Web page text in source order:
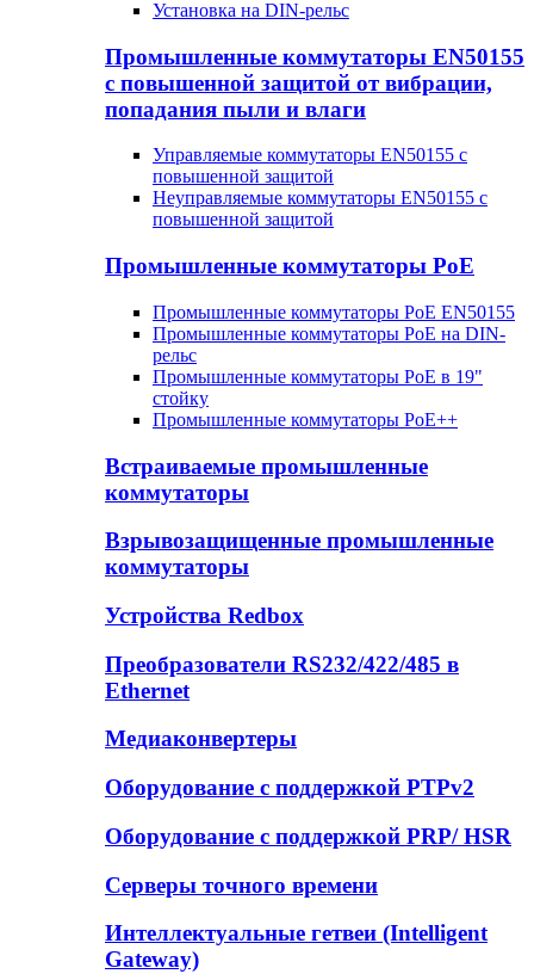
Установка на DIN-рельс
Промышленные коммутаторы EN50155
с повышенной защитой от вибрации,
попадания пыли и влаги
Управляемые коммутаторы EN50155 с
повышенной защитой
Неуправляемые коммутаторы EN50155 с
повышенной защитой
Промышленные коммутаторы PoE
Промышленные коммутаторы PoE EN50155
Промышленные коммутаторы PoE на DIN-
рельс
Промышленные коммутаторы PoE в 19"
стойку
Промышленные коммутаторы PoE++
Встраиваемые промышленные
коммутаторы
Взрывозащищенные промышленные
коммутаторы
Устройства Redbox
Преобразователи RS232/422/485 в
Ethernet
Медиаконвертеры
Оборудование с поддержкой PTPv2
Оборудование с поддержкой PRP/ HSR
Серверы точного времени
Интеллектуальные гетвеи (Intelligent
Gateway)